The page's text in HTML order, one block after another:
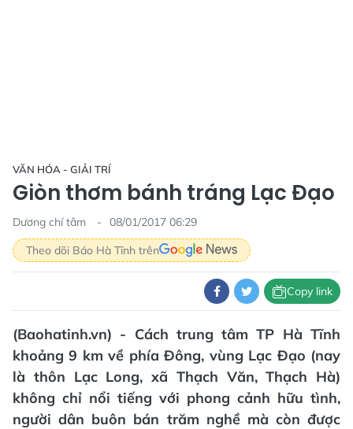
VĂN HÓA - GIẢI TRÍ
Giòn thơm bánh tráng Lạc Đạo
Dương chí tâm
08/01/2017 06:29
Theo dõi Báo Hà Tĩnh trên
Copy link
(Baohatinh.vn) - Cách trung tâm TP Hà Tĩnh
khoảng 9 km về phía Đông, vùng Lạc Đạo (nay
là thôn Lạc Long, xã Thạch Văn, Thạch Hà)
không chỉ nổi tiếng với phong cảnh hữu tình,
người dân buôn bán trăm nghề mà còn được